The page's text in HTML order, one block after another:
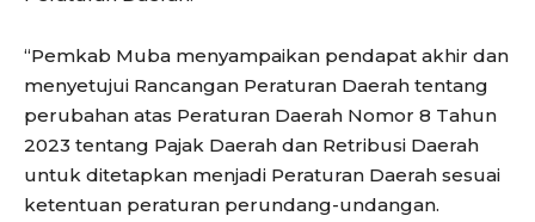
“Pemkab Muba menyampaikan pendapat akhir dan
menyetujui Rancangan Peraturan Daerah tentang
perubahan atas Peraturan Daerah Nomor 8 Tahun
2023 tentang Pajak Daerah dan Retribusi Daerah
untuk ditetapkan menjadi Peraturan Daerah sesuai
ketentuan peraturan perundang-undangan.